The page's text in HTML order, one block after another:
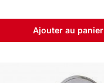
Ajouter au panier